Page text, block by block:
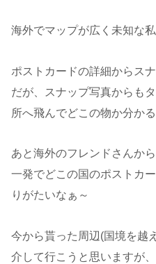
海外でマップが広く未知な
ポストカードの詳細からス
だが、スナップ写真からも
所へ飛んでどこの物か分か
あと海外のフレンドさんか
一発でどこの国のポストカ
りがたいなぁ～
今から貰った周辺(国境を越
介して行こうと思いますが